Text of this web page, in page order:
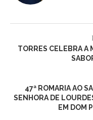
TORRES CELEBRA A
47ª ROMARIA AO
SENHORA DE
EM DOM